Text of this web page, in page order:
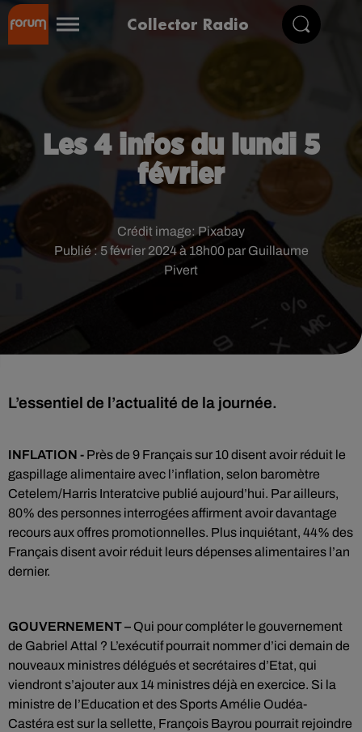
Collector Radio
Les 4 infos du lundi 5
février
Publié : 5 février 2024 à 18h00 par Guillaume
Pivert
Crédit image: Pixabay
INFLATION - Près de 9 Français sur 10 disent avoir réduit le
gaspillage alimentaire avec l’inflation, selon baromètre
Cetelem/Harris Interatcive publié aujourd’hui. Par ailleurs,
80% des personnes interrogées affirment avoir davantage
recours aux offres promotionnelles. Plus inquiétant, 44% des
Français disent avoir réduit leurs dépenses alimentaires l’an
dernier.
GOUVERNEMENT – Qui pour compléter le gouvernement
de Gabriel Attal ? L’exécutif pourrait nommer d’ici demain de
nouveaux ministres délégués et secrétaires d’Etat, qui
viendront s’ajouter aux 14 ministres déjà en exercice. Si la
ministre de l’Education et des Sports Amélie Oudéa-
Castéra est sur la sellette, François Bayrou pourrait rejoindre